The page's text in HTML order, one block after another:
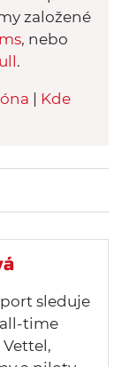
založené
, nebo
.
Kde
sleduje
time